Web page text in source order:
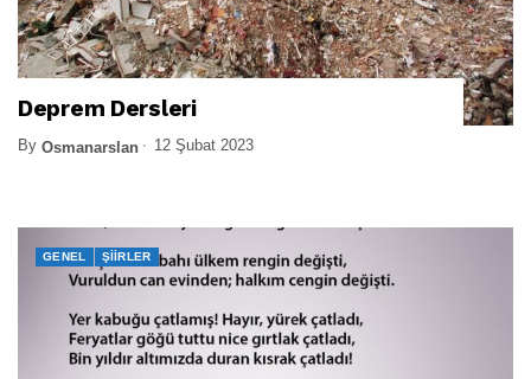
Deprem Dersleri
By Osmanarslan 12 Şubat 2023
GENEL ŞIIRLER